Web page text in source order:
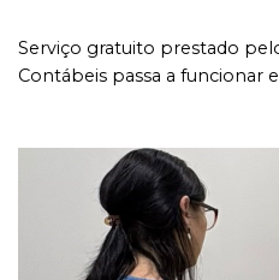
Serviço gratuito prestado
Contábeis passa a funcionar